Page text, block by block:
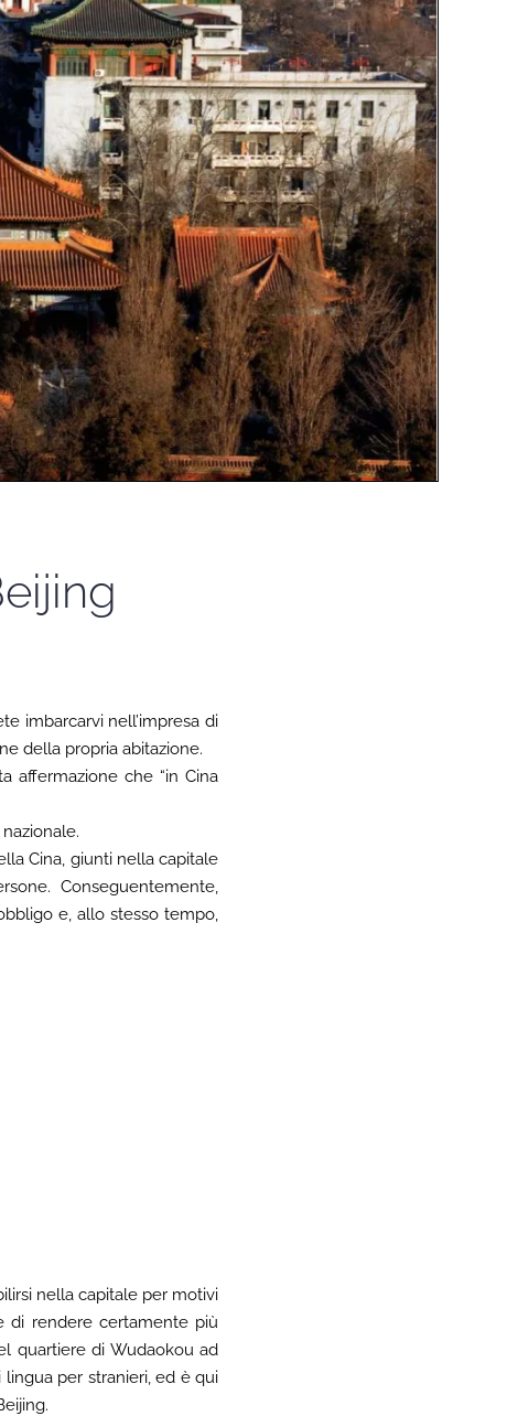
imbarcarvi nell’impresa di
della propria abitazione.
affermazione che “in Cina
Cina, giunti nella capitale
Conseguentemente,
e, allo stesso tempo,
nella capitale per motivi
di rendere certamente più
quartiere di Wudaokou ad
per stranieri, ed è qui